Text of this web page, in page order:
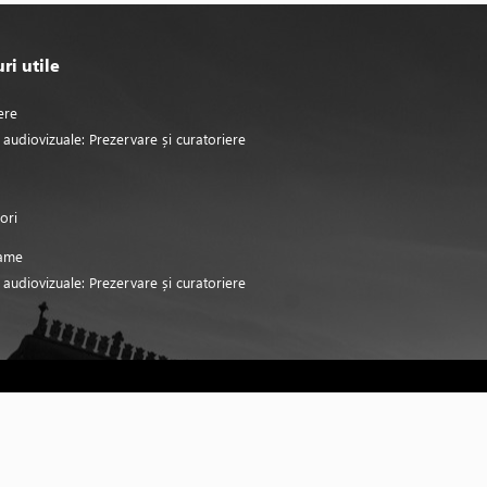
utile
audiovizuale: Prezervare și curatoriere
audiovizuale: Prezervare și curatoriere